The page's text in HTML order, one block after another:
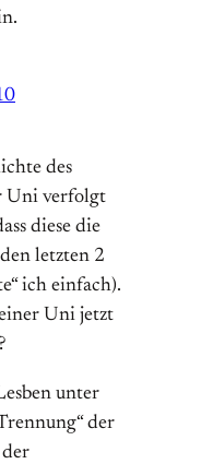
des
Uni verfolgt
diese die
letzten 2
ich einfach).
Uni jetzt
unter
der
der